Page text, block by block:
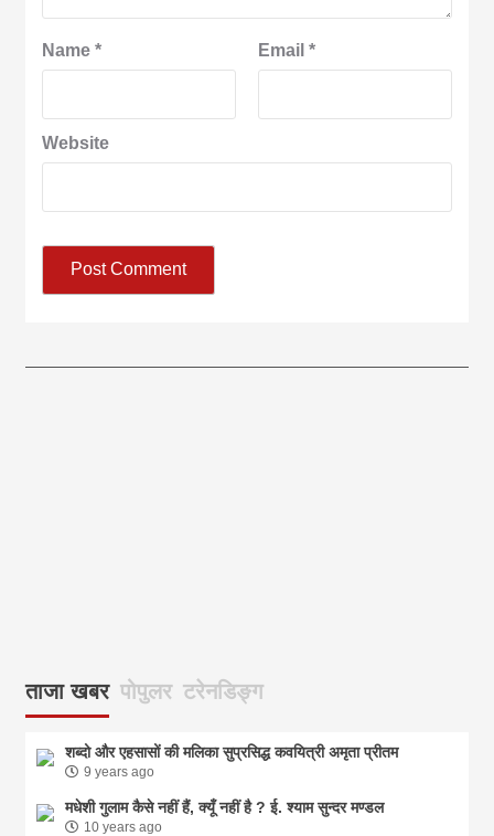
Name* Email *
Website
ताजा खबर पोपुलर टरेनडिङ्ग
शब्दो और एहसासों की मलिका सुप्रसिद्ध कवयित्री अमृता प्रीतम
9 years ago
मधेशी गुलाम कैसे नहीं हैं, क्यूँ नहीं है ? ई. श्याम सुन्दर मण्डल
10 years ago